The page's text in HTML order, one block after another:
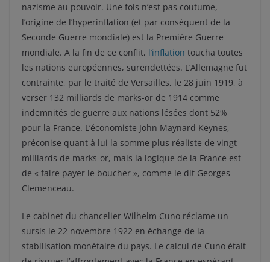
nazisme au pouvoir. Une fois n’est pas coutume,
l’origine de l’hyperinflation (et par conséquent de la
Seconde Guerre mondiale) est la Première Guerre
mondiale. A la fin de ce conflit, l’inflation toucha toutes
les nations européennes, surendettées. L’Allemagne fut
contrainte, par le traité de Versailles, le 28 juin 1919, à
verser 132 milliards de marks-or de 1914 comme
indemnités de guerre aux nations lésées dont 52%
pour la France. L’économiste John Maynard Keynes,
préconise quant à lui la somme plus réaliste de vingt
milliards de marks-or, mais la logique de la France est
de « faire payer le boucher », comme le dit Georges
Clemenceau.
Le cabinet du chancelier Wilhelm Cuno réclame un
sursis le 22 novembre 1922 en échange de la
stabilisation monétaire du pays. Le calcul de Cuno était